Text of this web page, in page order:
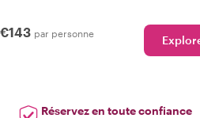
€143 par personne
Réservez en toute confiance